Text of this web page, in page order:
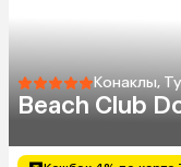
Конаклы,
Beach Club